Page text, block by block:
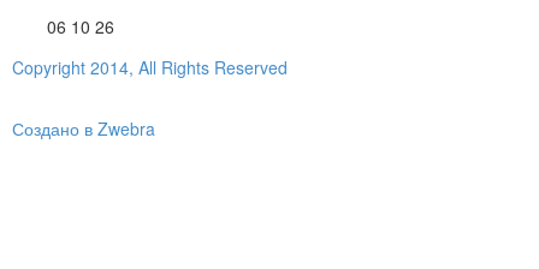
06 10 26
Copyright 2014, All Rights Reserved
Создано в Zwebra